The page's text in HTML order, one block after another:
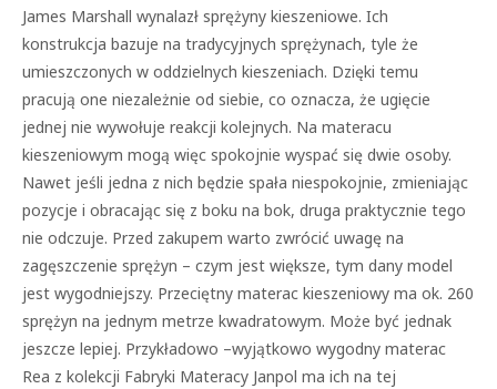
James Marshall wynalazł sprężyny kieszeniowe. Ich
konstrukcja bazuje na tradycyjnych sprężynach, tyle że
umieszczonych w oddzielnych kieszeniach. Dzięki temu
pracują one niezależnie od siebie, co oznacza, że ugięcie
jednej nie wywołuje reakcji kolejnych. Na materacu
kieszeniowym mogą więc spokojnie wyspać się dwie osoby.
Nawet jeśli jedna z nich będzie spała niespokojnie, zmieniając
pozycje i obracając się z boku na bok, druga praktycznie tego
nie odczuje. Przed zakupem warto zwrócić uwagę na
zagęszczenie sprężyn – czym jest większe, tym dany model
jest wygodniejszy. Przeciętny materac kieszeniowy ma ok. 260
sprężyn na jednym metrze kwadratowym. Może być jednak
jeszcze lepiej. Przykładowo –wyjątkowo wygodny materac
Rea z kolekcji Fabryki Materacy Janpol ma ich na tej